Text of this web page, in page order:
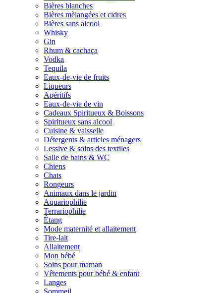
Bières blanches
Bières mèlangées et cidres
Bières sans alcool
Whisky
Gin
Rhum & cachaça
Vodka
Tequila
Eaux-de-vie de fruits
Liqueurs
Apéritifs
Eaux-de-vie de vin
Cadeaux Spiritueux & Boissons
Spiritueux sans alcool
Cuisine & vaisselle
Détergents & articles ménagers
Lessive & soins des textiles
Salle de bains & WC
Chiens
Chats
Rongeurs
Animaux dans le jardin
Aquariophilie
Terrariophilie
Étang
Mode maternité et allaitement
Tire-lait
Allaitement
Mon bébé
Soins pour maman
Vêtements pour bébé & enfant
Langes
Sommeil